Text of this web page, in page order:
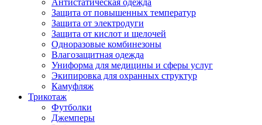
Защита от повышенных температур
Защита от электродуги
Защита от кислот и щелочей
Одноразовые комбинезоны
Влагозащитная одежда
Униформа для медицины и сферы услуг
Экипировка для охранных структур
Камуфляж
Трикотаж
Футболки
Джемперы